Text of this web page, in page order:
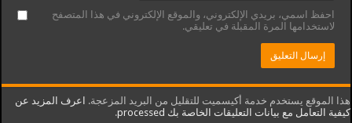
احفظ اسمي، بريدي الإلكتروني، والموقع الإلكتروني في هذا المتصفح
لاستخدامها المرة المقبلة في تعليقي.
هذا الموقع يستخدم خدمة أكيسميت للتقليل من البريد المزعجة. اعرف المزيد عن
كيفية التعامل مع بيانات التعليقات الخاصة بك processed
.